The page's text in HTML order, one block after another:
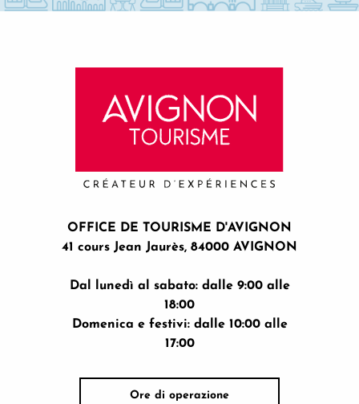
OFFICE DE TOURISME D'AVIGNON
41 cours Jean Jaurès, 84000 AVIGNON
Dal lunedì al sabato: dalle 9:00 alle
18:00
Domenica e festivi: dalle 10:00 alle
17:00
Ore di operazione